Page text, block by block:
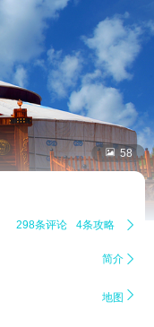
 58
298条评论 4条攻略 
简介 
地图 